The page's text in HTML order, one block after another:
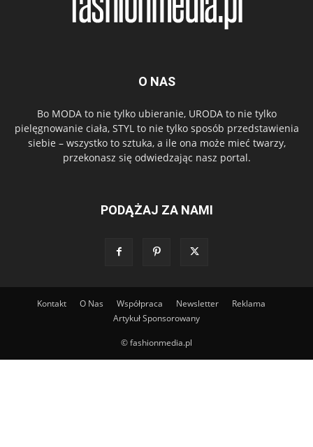
O NAS
Bo MODA to nie tylko ubieranie, URODA to nie tylko
pielęgnowanie ciała, STYL to nie tylko sposób przedstawienia
siebie – wszystko to sztuka, a ile ona może mieć twarzy,
przekonasz się odwiedzając nasz portal.
PODĄŻAJ ZA NAMI
Kontakt O Nas Współpraca Newsletter
Reklama
Artykuł Sponsorowany
© fashionmedia.pl